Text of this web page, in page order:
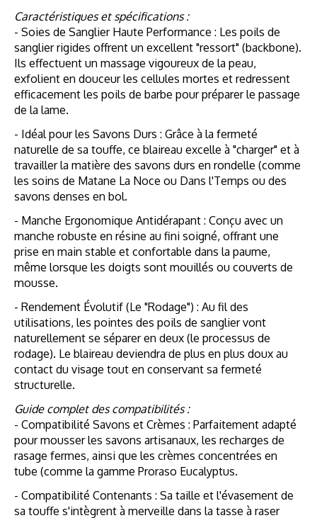
Caractéristiques et spécifications :
- Soies de Sanglier Haute Performance : Les poils de
sanglier rigides offrent un excellent "ressort" (backbone).
Ils effectuent un massage vigoureux de la peau,
exfolient en douceur les cellules mortes et redressent
efficacement les poils de barbe pour préparer le passage
de la lame.
- Idéal pour les Savons Durs : Grâce à la fermeté
naturelle de sa touffe, ce blaireau excelle à "charger" et à
travailler la matière des savons durs en rondelle (comme
les soins de Matane La Noce ou Dans l'Temps ou des
savons denses en bol.
- Manche Ergonomique Antidérapant : Conçu avec un
manche robuste en résine au fini soigné, offrant une
prise en main stable et confortable dans la paume,
même lorsque les doigts sont mouillés ou couverts de
mousse.
- Rendement Évolutif (Le "Rodage") : Au fil des
utilisations, les pointes des poils de sanglier vont
naturellement se séparer en deux (le processus de
rodage). Le blaireau deviendra de plus en plus doux au
contact du visage tout en conservant sa fermeté
structurelle.
Guide complet des compatibilités :
- Compatibilité Savons et Crèmes : Parfaitement adapté
pour mousser les savons artisanaux, les recharges de
rasage fermes, ainsi que les crèmes concentrées en
tube (comme la gamme Proraso Eucalyptus.
- Compatibilité Contenants : Sa taille et l'évasement de
sa touffe s'intègrent à merveille dans la tasse à raser